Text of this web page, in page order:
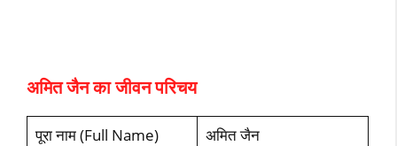
अमित जैन का जीवन परिचय
पूरा नाम (Full Name) अमित जैन